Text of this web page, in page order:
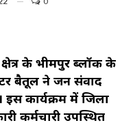
के भीमपुर ब्लॉक के
बैतूल ने जन संवाद
इस कार्यक्रम में जिला
कर्मचारी उपस्थित